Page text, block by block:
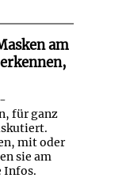
am
für ganz
mit oder
sie am
Infos.